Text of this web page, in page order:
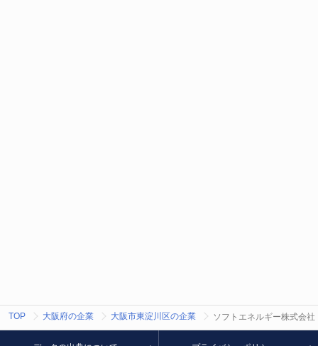
TOP 大阪府の企業 大阪市東淀川区の企業 ソフトエネルギー株式会社